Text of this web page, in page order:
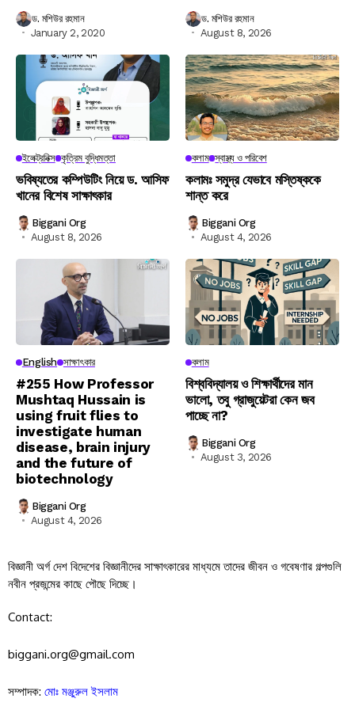
ড. মশিউর রহমান
January 2, 2020
ড. মশিউর রহমান
August 8, 2026
ইলেক্ট্রনিক্স কৃত্রিম বুদ্ধিমত্তা
ভবিষ্যতের কম্পিউটিং নিয়ে ড. আসিফ
খানের বিশেষ সাক্ষাৎকার
Biggani Org
August 8, 2026
কলাম স্বাস্থ্য ও পরিবেশ
কলামঃ সমুদ্র যেভাবে মস্তিষ্ককে
শান্ত করে
Biggani Org
August 4, 2026
English সাক্ষাৎকার
#255 How Professor
Mushtaq Hussain is
using fruit flies to
investigate human
disease, brain injury
and the future of
biotechnology
Biggani Org
August 4, 2026
কলাম
বিশ্ববিদ্যালয় ও শিক্ষার্থীদের মান
ভালো, তবু গ্রাজুয়েটরা কেন জব
পাচ্ছে না?
Biggani Org
August 3, 2026
বিজ্ঞানী অর্গ দেশ বিদেশের বিজ্ঞানীদের সাক্ষাৎকারের মাধ্যমে তাদের জীবন ও গবেষণার গল্পগুলি
নবীন প্রজন্মের কাছে পৌছে দিচ্ছে।
Contact:
biggani.org@gmail.com
সম্পাদক: মোঃ মঞ্জুরুল ইসলাম